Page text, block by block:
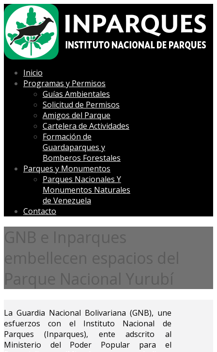
Inicio
Programas y Permisos
Guías Ambientales
Solicitud de Permisos
Amigos del Parque
Cartelera de Actividades
Formación de
Guardaparques y
Bomberos Forestales
Parques y Monumentos
Parques Nacionales Y
Monumentos Naturales
de Venezuela
Contacto
GNB e Inparques
embellecen espacios del
Parque Nacional Yurubí
La Guardia Nacional Bolivariana (GNB), une
esfuerzos con el Instituto Nacional de
Parques (Inparques), ente adscrito al
Ministerio del Poder Popular para el